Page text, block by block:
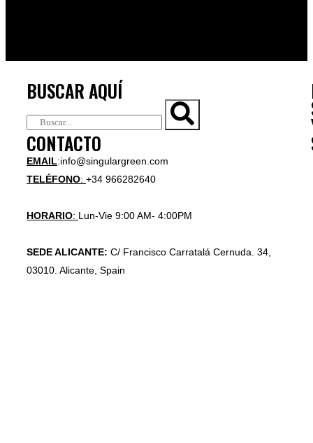
BUSCAR AQUÍ
CONTACTO
EMAIL:info@singulargreen.com
TELÉFONO: +34 966282640
HORARIO: Lun-Vie 9:00 AM- 4:00PM
SEDE ALICANTE: C/ Francisco Carratalá Cernuda. 34,
03010. Alicante, Spain